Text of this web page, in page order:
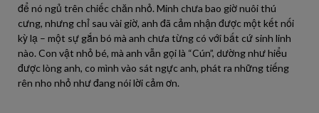
để nó ngủ trên chiếc chăn nhỏ. Minh chưa bao giờ nuôi thú
cưng, nhưng chỉ sau vài giờ, anh đã cảm nhận được một kết nối
kỳ lạ – một sự gắn bó mà anh chưa từng có với bất cứ sinh linh
nào. Con vật nhỏ bé, mà anh vẫn gọi là “Cún”, dường như hiểu
được lòng anh, co mình vào sát ngực anh, phát ra những tiếng
rên nho nhỏ như đang nói lời cảm ơn.